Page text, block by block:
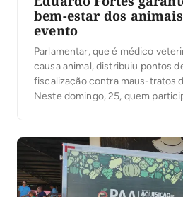
bem-estar dos
evento
Parlamentar, que é médico
causa animal, distribuiu pontos
fiscalização contra maus-tratos
Neste domingo, 25, quem
estadual Eduardo Fortes,
esteve na linha de frente […]